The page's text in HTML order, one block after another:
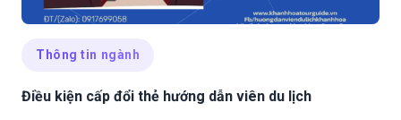
Thông tin ngành
Điều kiện cấp đổi thẻ hướng dẫn viên du lịch